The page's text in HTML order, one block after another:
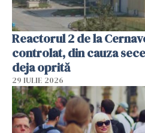
Reactorul 2 de la
controlat, din cauza
deja oprită
29 IULIE 2026